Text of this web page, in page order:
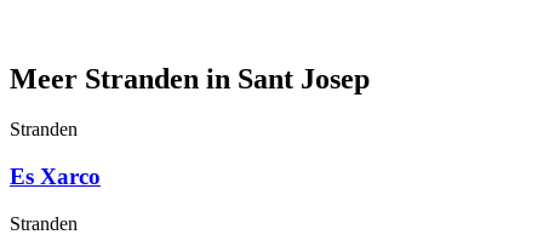
Meer Stranden in Sant Josep
Stranden
Es Xarco
Stranden